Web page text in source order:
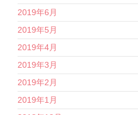
2019年6月
2019年5月
2019年4月
2019年3月
2019年2月
2019年1月